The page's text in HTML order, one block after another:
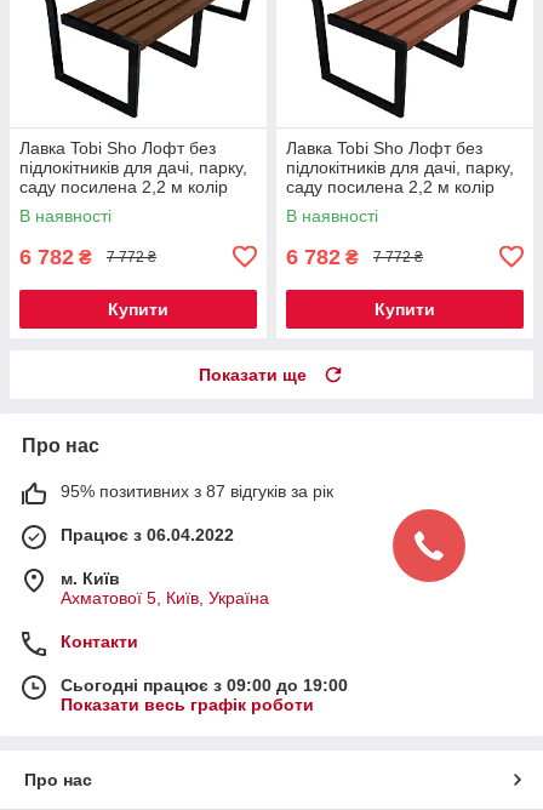
Лавка Tobi Sho Лофт без
підлокітників для дачі, парку,
саду посилена 2,2 м колір
горіх
В наявності
6 782 ₴ 7 772 ₴
Купити
Лавка Tobi Sho Лофт без
підлокітників для дачі, парку,
саду посилена 2,2 м колір
черешня
В наявності
6 782 ₴ 7 772 ₴
Купити
Показати ще
Про нас
95% позитивних з 87 відгуків за рік
Працює з 06.04.2022
м. Київ
Ахматової 5, Київ, Україна
Контакти
Сьогодні працює з 09:00 до 19:00
Показати весь графік роботи
Про нас